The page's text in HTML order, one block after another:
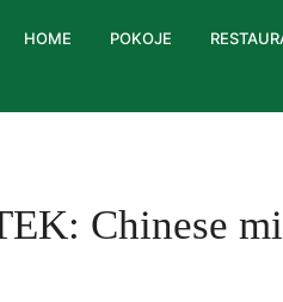
HOME POKOJE
Chinese